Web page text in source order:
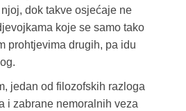
dok takve osjećaje ne
koje se samo tako
prohtjevima drugih, pa idu
jedan od filozofskih razloga
i zabrane nemoralnih veza